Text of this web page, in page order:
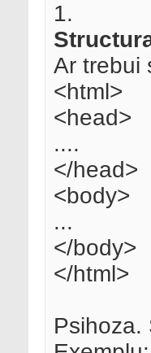
1.
Ar trebui
<html>
<head>
....
</head>
<body>
...
</body>
</html>
Psihoza.